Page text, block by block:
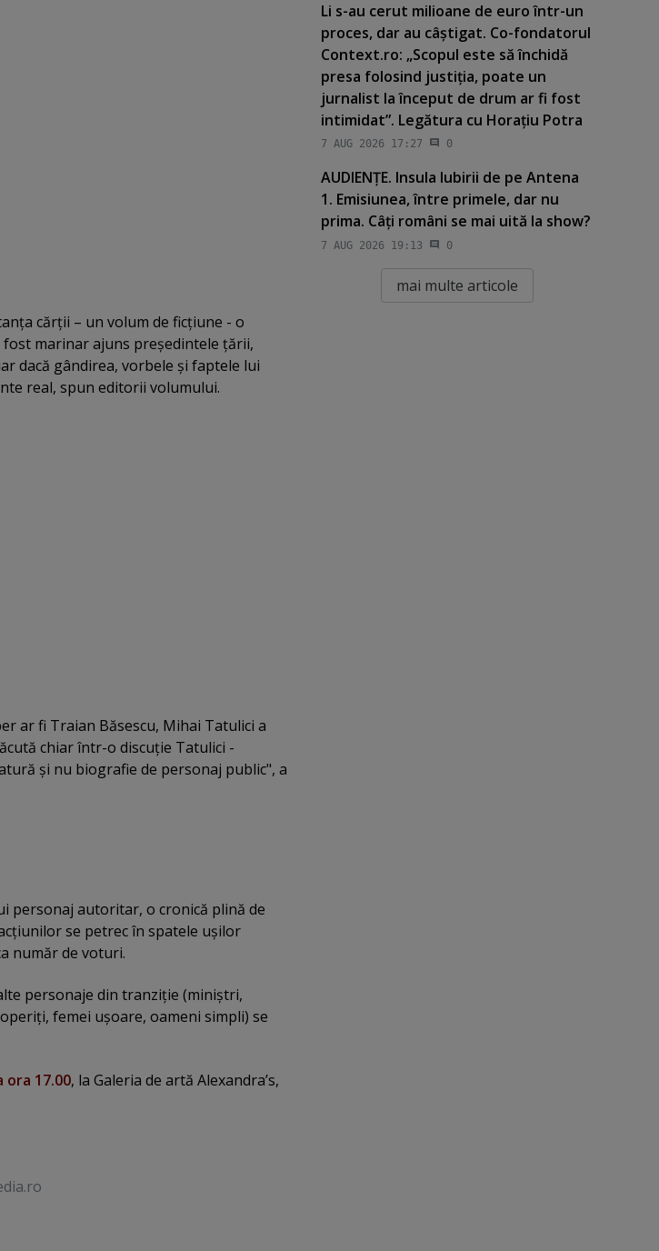
cărţii – un volum de ficţiune - o
marinar ajuns preşedintele ţării,
dacă gândirea, vorbele şi faptele lui
real, spun editorii volumului.
ar fi Traian Băsescu, Mihai Tatulici a
chiar într-o discuţie Tatulici -
şi nu biografie de personaj public", a
personaj autoritar, o cronică plină de
se petrec în spatele uşilor
număr de voturi.
personaje din tranziţie (miniştri,
femei uşoare, oameni simpli) se
ora 17.00, la Galeria de artă Alexandra’s,
Li s-au cerut milioane de euro într-un
proces, dar au câştigat. Co-fondatorul
Context.ro: „Scopul este să închidă
presa folosind justiţia, poate un
jurnalist la început de drum ar fi fost
intimidat”. Legătura cu Horaţiu Potra
7 AUG 2026 17:27 0
AUDIENŢE. Insula Iubirii de pe Antena
1. Emisiunea, între primele, dar nu
prima. Câţi români se mai uită la show?
7 AUG 2026 19:13 0
mai multe articole